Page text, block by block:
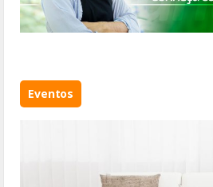
Eventos